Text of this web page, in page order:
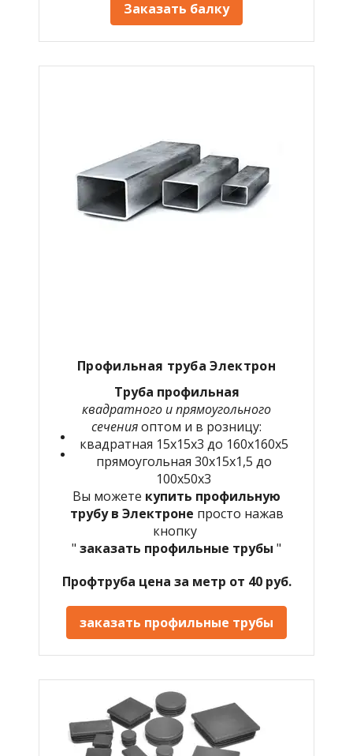
Заказать балку
Профильная труба Электрон
Труба профильная
квадратного и прямоугольного
сеченияоптом и в розницу:
квадратная 15х15х3 до 160х160х5
прямоугольная 30х15х1,5 до
100х50х3
Вы можете купить профильную
трубу в Электроне просто нажав
кнопку
" заказать профильные трубы "
Профтруба цена за метр от 40 руб.
заказать профильные трубы